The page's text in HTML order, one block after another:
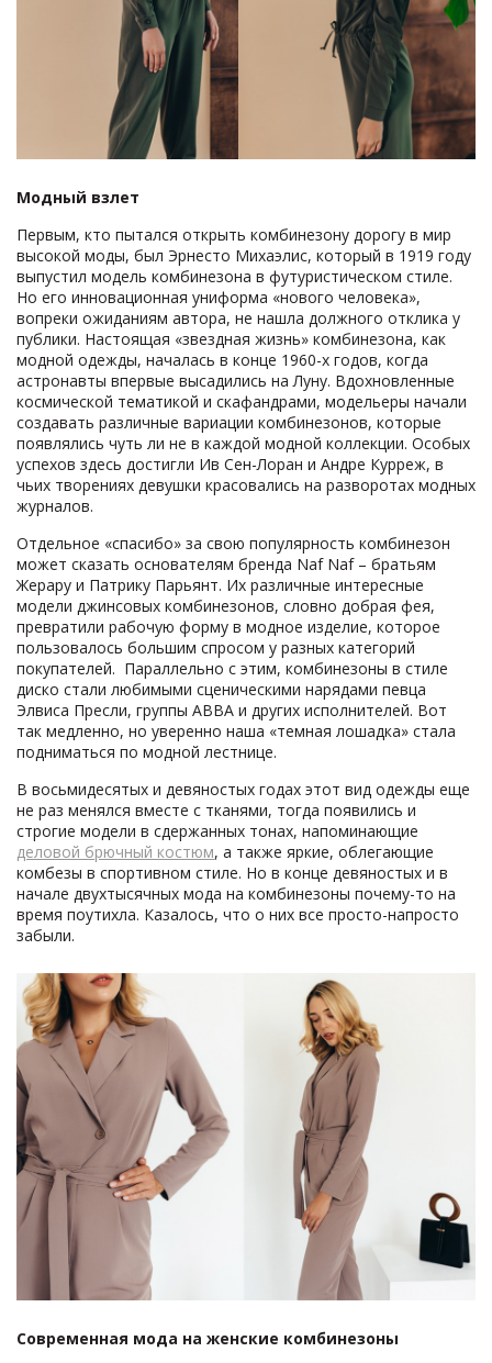
Модный взлет
Первым, кто пытался открыть комбинезону дорогу в мир
высокой моды, был Эрнесто Михаэлис, который в 1919 году
выпустил модель комбинезона в футуристическом стиле.
Но его инновационная униформа «нового человека»,
вопреки ожиданиям автора, не нашла должного отклика у
публики. Настоящая «звездная жизнь» комбинезона, как
модной одежды, началась в конце 1960-х годов, когда
астронавты впервые высадились на Луну. Вдохновленные
космической тематикой и скафандрами, модельеры начали
создавать различные вариации комбинезонов, которые
появлялись чуть ли не в каждой модной коллекции. Особых
успехов здесь достигли Ив Сен-Лоран и Андре Курреж, в
чьих творениях девушки красовались на разворотах модных
журналов.
Отдельное «спасибо» за свою популярность комбинезон
может сказать основателям бренда Naf Naf – братьям
Жерару и Патрику Парьянт. Их различные интересные
модели джинсовых комбинезонов, словно добрая фея,
превратили рабочую форму в модное изделие, которое
пользовалось большим спросом у разных категорий
покупателей. Параллельно с этим, комбинезоны в стиле
диско стали любимыми сценическими нарядами певца
Элвиса Пресли, группы АВВА и других исполнителей. Вот
так медленно, но уверенно наша «темная лошадка» стала
подниматься по модной лестнице.
В восьмидесятых и девяностых годах этот вид одежды еще
не раз менялся вместе с тканями, тогда появились и
строгие модели в сдержанных тонах, напоминающие
деловой брючный костюм, а также яркие, облегающие
комбезы в спортивном стиле. Но в конце девяностых и в
начале двухтысячных мода на комбинезоны почему-то на
время поутихла. Казалось, что о них все просто-напросто
забыли.
Современная мода на женские комбинезоны